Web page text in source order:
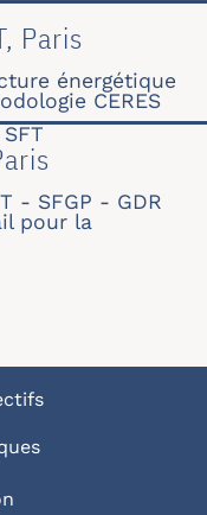
Paris
énergétique
CERES
- SFGP - GDR
pour la